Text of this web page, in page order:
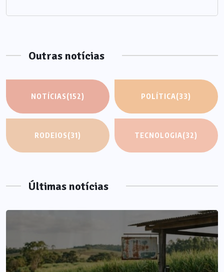
Outras notícias
NOTÍCIAS(152) POLÍTICA(33)
RODEIOS(31) TECNOLOGIA(32)
Últimas notícias